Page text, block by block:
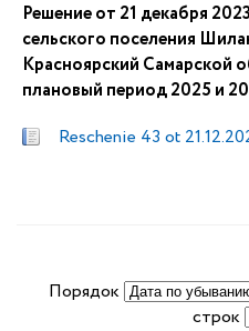
Решение от 21 декабря
сельского поселения
Красноярский Самарской
плановый период 2025 и
Reschenie 43 ot
Порядок
строк